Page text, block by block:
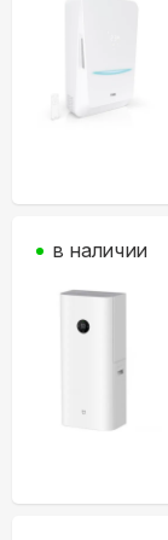
в наличии